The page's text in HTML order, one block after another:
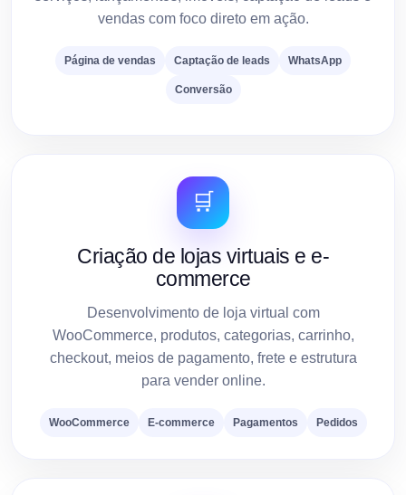
vendas com foco direto em ação.
Página de vendas Captação de leads WhatsApp
Conversão
🛒
Criação de lojas virtuais e e-
commerce
Desenvolvimento de loja virtual com
WooCommerce, produtos, categorias, carrinho,
checkout, meios de pagamento, frete e estrutura
para vender online.
WooCommerce E-commerce Pagamentos Pedidos